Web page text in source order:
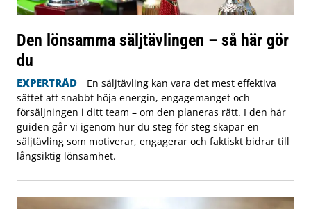
Den lönsamma säljtävlingen – så här gör
du
EXPERTRÅD
En säljtävling kan vara det mest effektiva
sättet att snabbt höja energin, engagemanget och
försäljningen i ditt team – om den planeras rätt. I den här
guiden går vi igenom hur du steg för steg skapar en
säljtävling som motiverar, engagerar och faktiskt bidrar till
långsiktig lönsamhet.